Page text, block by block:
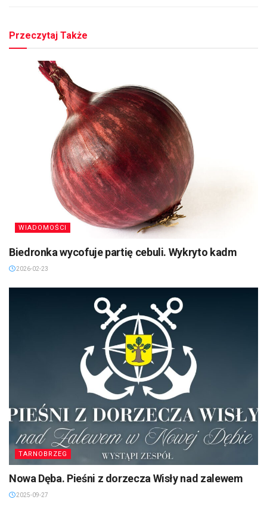
Przeczytaj Także
WIADOMOŚCI
Biedronka wycofuje partię cebuli. Wykryto kadm
2026-02-23
TARNOBRZEG
Nowa Dęba. Pieśni z dorzecza Wisły nad zalewem
2025-09-27